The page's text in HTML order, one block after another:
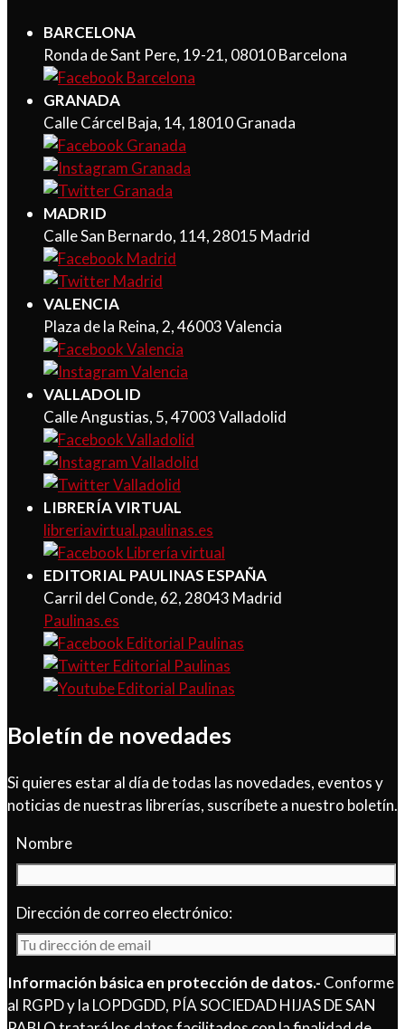
BARCELONA
Ronda de Sant Pere, 19-21, 08010 Barcelona
GRANADA
Calle Cárcel Baja, 14, 18010 Granada
MADRID
Calle San Bernardo, 114, 28015 Madrid
VALENCIA
Plaza de la Reina, 2, 46003 Valencia
VALLADOLID
Calle Angustias, 5, 47003 Valladolid
LIBRERÍA VIRTUAL
libreriavirtual.paulinas.es
EDITORIAL PAULINAS ESPAÑA
Carril del Conde, 62, 28043 Madrid
Paulinas.es
Boletín de novedades
Si quieres estar al día de todas las novedades, eventos y
noticias de nuestras librerías, suscríbete a nuestro boletín.
Nombre
Dirección de correo electrónico:
Información básica en protección de datos.- Conforme
al RGPD y la LOPDGDD, PÍA SOCIEDAD HIJAS DE SAN